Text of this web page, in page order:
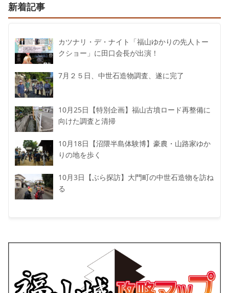
新着記事
カツナリ・デ・ナイト「福山ゆかりの先人トー
クショー」に田口会長が出演！
7月２５日、中世石造物調査、遂に完了
10月25日【特別企画】福山古墳ロード再整備に
向けた調査と清掃
10月18日【沼隈半島体験博】豪農・山路家ゆか
りの地を歩く
10月3日【ぶら探訪】大門町の中世石造物を訪ね
る